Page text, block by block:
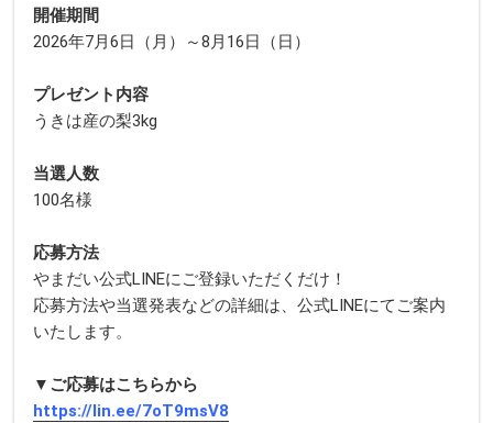
開催期間
2026年7月6日（月）～8月16日（日）
プレゼント内容
うきは産の梨3kg
当選人数
100名様
応募方法
やまだい公式LINEにご登録いただくだけ！
応募方法や当選発表などの詳細は、公式LINEにてご案内
いたします。
▼ご応募はこちらから
https://lin.ee/7oT9msV8